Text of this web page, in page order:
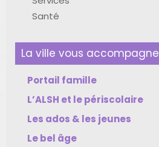
Santé
La ville vous accompagne
Portail famille
L’ALSH et le périscolaire
Les ados & les jeunes
Le bel âge